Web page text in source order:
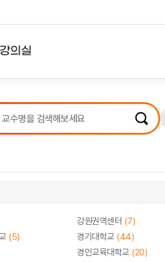
의실
리스트
인증강의
강원권역센터 (7)
(5) 경기대학교 (44)
경인교육대학교 (20)